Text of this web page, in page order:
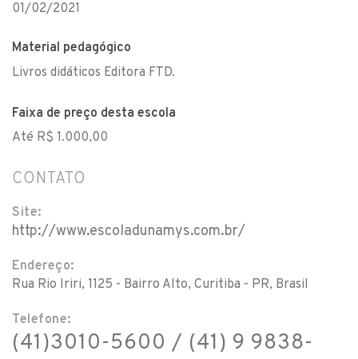
01/02/2021
Material pedagógico
Livros didáticos Editora FTD.
Faixa de preço desta escola
Até R$ 1.000,00
CONTATO
Site:
http://www.escoladunamys.com.br/
Endereço:
Rua Rio Iriri, 1125 - Bairro Alto, Curitiba - PR, Brasil
Telefone:
(41)3010-5600 / (41) 9 9838-